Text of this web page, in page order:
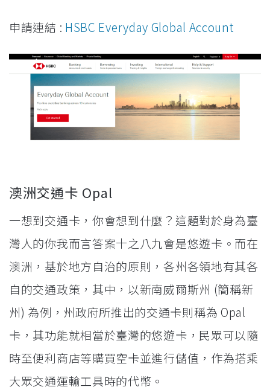
申請連結 : HSBC Everyday Global Account
澳洲交通卡 Opal
一想到交通卡，你會想到什麼？這題對於身為臺
灣人的你我而言答案十之八九會是悠遊卡。而在
澳洲，基於地方自治的原則，各州各領地有其各
自的交通政策，其中，以新南威爾斯州 (簡稱新
州) 為例，州政府所推出的交通卡則稱為 Opal
卡，其功能就相當於臺灣的悠遊卡，民眾可以隨
時至便利商店等購買空卡並進行儲值，作為搭乘
大眾交通運輸工具時的代幣。